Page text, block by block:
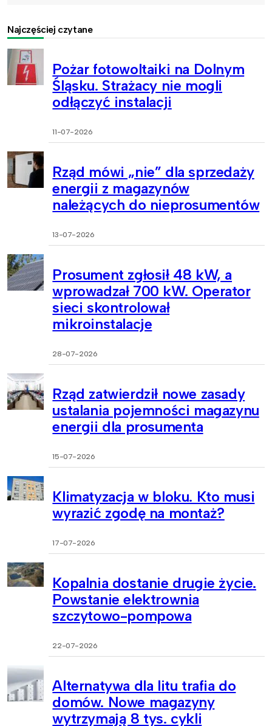
Najczęściej czytane
Pożar fotowoltaiki na Dolnym
Śląsku. Strażacy nie mogli
odłączyć instalacji
11-07-2026
Rząd mówi „nie” dla sprzedaży
energii z magazynów
należących do nieprosumentów
13-07-2026
Prosument zgłosił 48 kW, a
wprowadzał 700 kW. Operator
sieci skontrolował
mikroinstalacje
28-07-2026
Rząd zatwierdził nowe zasady
ustalania pojemności magazynu
energii dla prosumenta
15-07-2026
Klimatyzacja w bloku. Kto musi
wyrazić zgodę na montaż?
17-07-2026
Kopalnia dostanie drugie życie.
Powstanie elektrownia
szczytowo-pompowa
22-07-2026
Alternatywa dla litu trafia do
domów. Nowe magazyny
wytrzymają 8 tys. cykli